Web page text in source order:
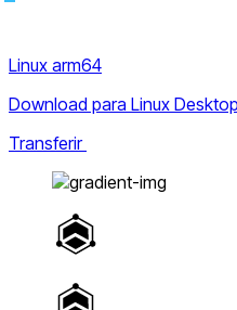
Linux arm64
Download para Linux
Transferir